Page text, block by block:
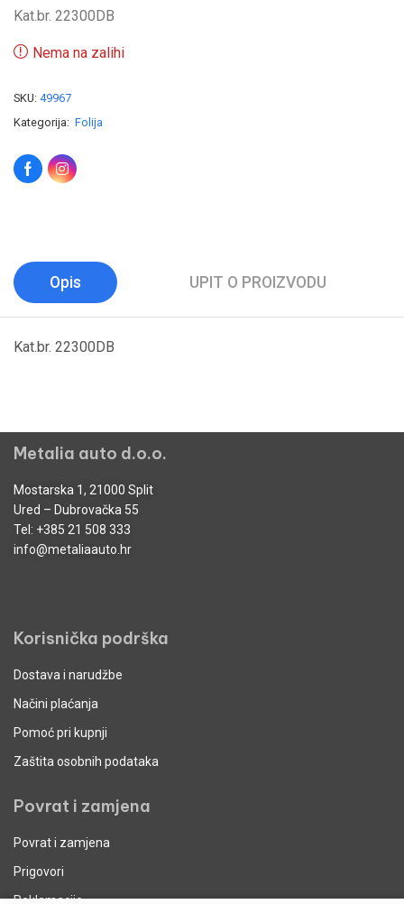
Kat.br. 22300DB
Nema na zalihi
SKU: 49967
Kategorija: Folija
Opis UPIT O PROIZVODU
Kat.br. 22300DB
Metalia auto d.o.o.
Mostarska 1, 21000 Split
Ured – Dubrovačka 55
Tel: +385 21 508 333
info@metaliaauto.hr
Korisnička podrška
Dostava i narudžbe
Načini plaćanja
Pomoć pri kupnji
Zaštita osobnih podataka
Povrat i zamjena
Povrat i zamjena
Prigovori
Reklamacije